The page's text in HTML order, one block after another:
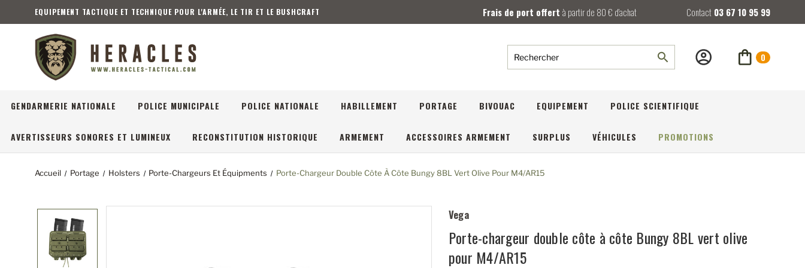
EQUIPEMENT TACTIQUE ET TECHNIQUE POUR L'ARMÉE, LE TIR ET LE BUSHCRAFT Frais de port offert à partir de 80 € d’achat Contact 03 67 10 95 99
Rechercher 0
GENDARMERIE NATIONALE POLICE MUNICIPALE POLICE NATIONALE HABILLEMENT PORTAGE BIVOUAC EQUIPEMENT POLICE SCIENTIFIQUE
AVERTISSEURS SONORES ET LUMINEUX RECONSTITUTION HISTORIQUE ARMEMENT ACCESSOIRES ARMEMENT SURPLUS VÉHICULES PROMOTIONS
Accueil Portage Holsters Porte-Chargeurs Et Équipments Porte-Chargeur Double Côte À Côte Bungy 8BL Vert Olive Pour M4/AR15
Vega
Porte-chargeur double côte à côte Bungy 8BL vert olive
pour M4/AR15